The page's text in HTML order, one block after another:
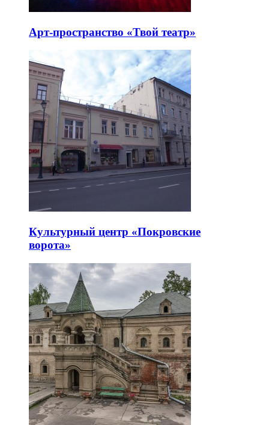
Арт-пространство «Твой театр»
Культурный центр «Покровские
ворота»